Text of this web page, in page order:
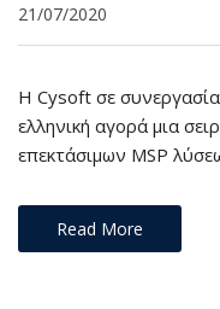
21/07/2020
Η Cysoft σε
ελληνική αγορά μια
επεκτάσιμων MSP
Read More